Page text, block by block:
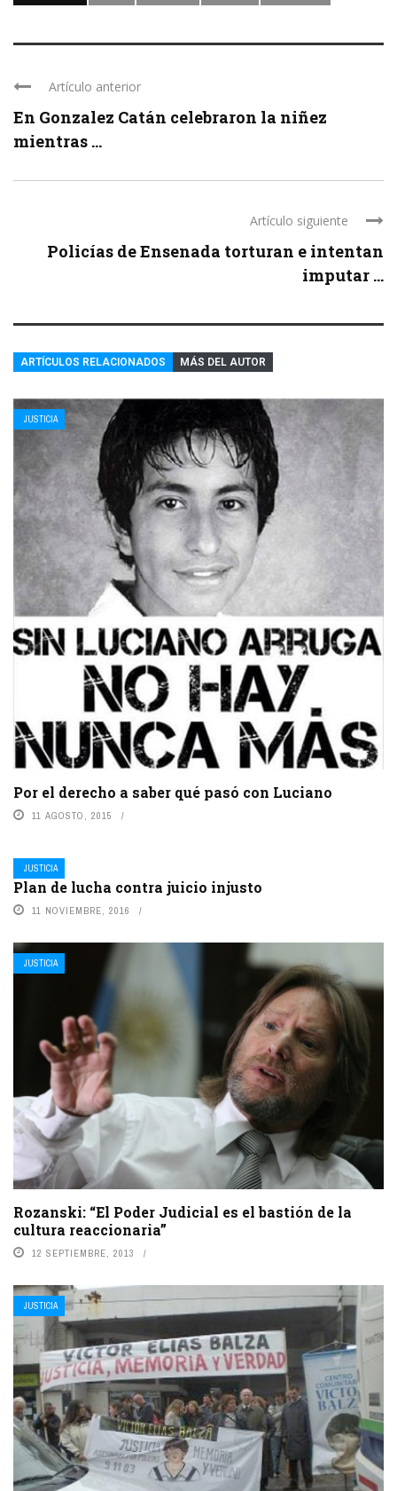
Artículo anterior
En Gonzalez Catán celebraron la niñez
mientras ...
Artículo siguiente
Policías de Ensenada torturan e intentan
imputar ...
ARTÍCULOS RELACIONADOS MÁS DEL AUTOR
JUSTICIA
Por el derecho a saber qué pasó con Luciano
11 AGOSTO, 2015
JUSTICIA
Plan de lucha contra juicio injusto
11 NOVIEMBRE, 2016
JUSTICIA
Rozanski: “El Poder Judicial es el bastión de la
cultura reaccionaria”
12 SEPTIEMBRE, 2013
JUSTICIA